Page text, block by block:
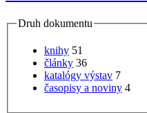
Druh dokumentu
knihy 51
články 36
katalógy výstav 7
časopisy a noviny 4